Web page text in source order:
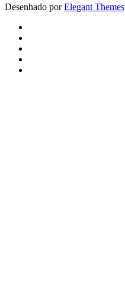
Desenhado porElegant Themes